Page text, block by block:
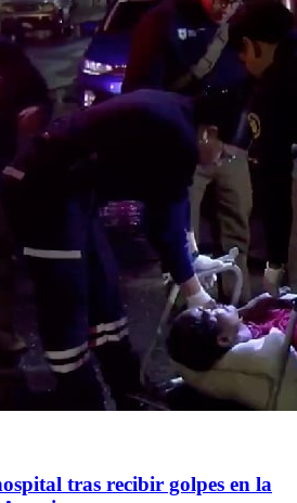
tras recibir golpes en la